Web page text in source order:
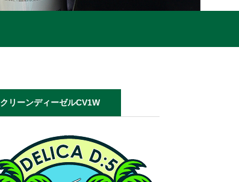
クリーンディーゼルCV1W